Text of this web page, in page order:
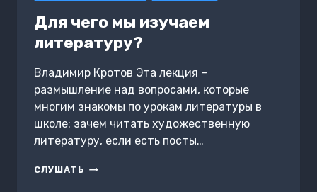
Для чего мы изучаем
литературу?
Владимир Кротов Эта лекция –
размышление над вопросами, которые
многим знакомы по урокам литературы в
школе: зачем читать художественную
литературу, если есть посты…
СЛУШАТЬ ДЛЯ